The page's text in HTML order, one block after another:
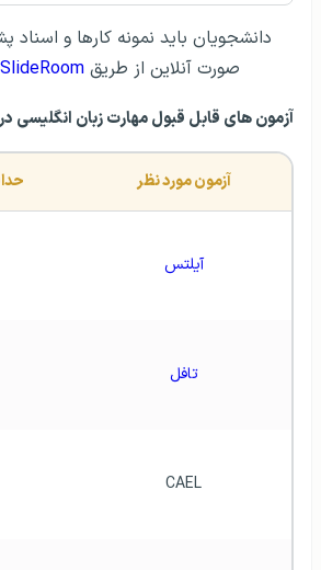
دانشجویان باید نمونه کارها و اسناد
صورت آنلاین از طریقSlideRoom
آزمون های قابل قبول مهارت زبان انگلیسی
آزمون مورد نظر
آیلتس
تافل
CAEL